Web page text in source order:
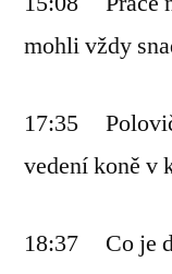
mohli vždy
17:35
vedení koně v
18:37 Co je